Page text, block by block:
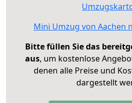
Mini Umzug von Aachen
Bitte füllen Sie das
aus, um kostenlose
denen alle Preise und
dargestellt